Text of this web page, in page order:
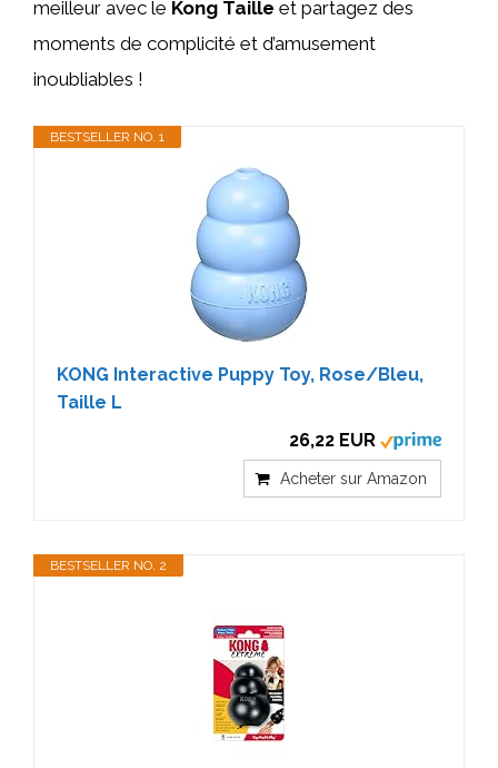
meilleur avec le Kong Taille et partagez des
moments de complicité et d’amusement
inoubliables !
BESTSELLER NO. 1
KONG Interactive Puppy Toy, Rose/Bleu,
Taille L
26,22 EUR
Acheter sur Amazon
BESTSELLER NO. 2